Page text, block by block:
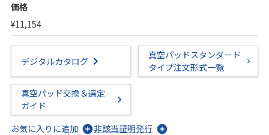
価格
¥11,154
デジタルカタログ
真空パッドスタンダード
タイプ注文形式一覧
真空パッド交換＆選定
ガイド
お気に入りに追加
非該当証明発行